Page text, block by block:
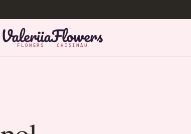
FLOWERS · CHIȘINĂU